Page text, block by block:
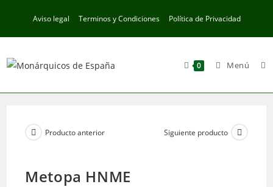
contenido
Aviso legal Terminos y Condiciones Política de Privacidad
0 Menú
Producto anterior Siguiente producto
Metopa HNME